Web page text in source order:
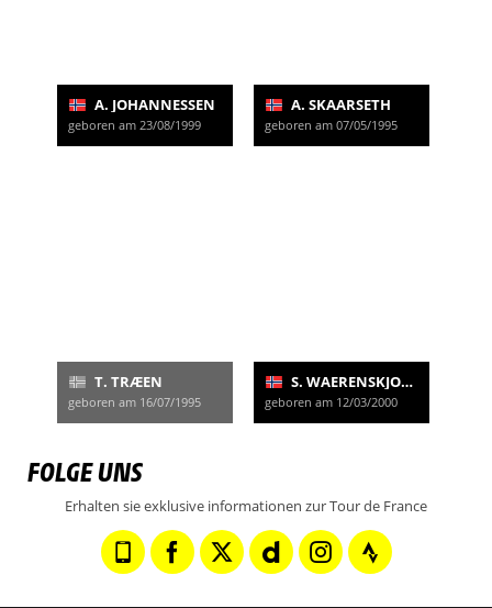
A. JOHANNESSEN
geboren am 23/08/1999
A. SKAARSETH
geboren am 07/05/1995
T. TRÆEN
geboren am 16/07/1995
S. WAERENSKJOLD
geboren am 12/03/2000
FOLGE UNS
Erhalten sie exklusive informationen zur Tour de France